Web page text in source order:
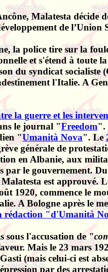
Malatesta décide
de
la police tire sur la
et s'étend à
du syndicat socialiste
l'Italie. A
la guerre et les
le journal "Freedom".
"Umanità Nova". Le
générale de
en Albanie, aux
par le gouvernement.
est approuvé.
1920, commence le
A Bologne après le
rédaction "d'Umanità
sous l'accusation de
Mais le 23 mars
(mais celui-ci est
par des